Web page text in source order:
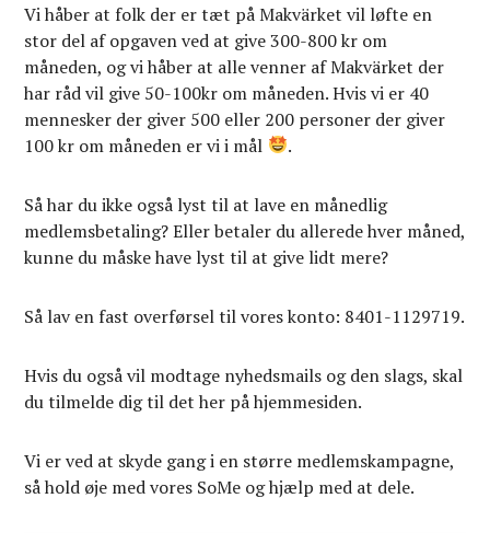
Vi håber at folk der er tæt på Makvärket vil løfte en
stor del af opgaven ved at give 300-800 kr om
måneden, og vi håber at alle venner af Makvärket der
har råd vil give 50-100kr om måneden. Hvis vi er 40
mennesker der giver 500 eller 200 personer der giver
100 kr om måneden er vi i mål
.
Så har du ikke også lyst til at lave en månedlig
medlemsbetaling? Eller betaler du allerede hver måned,
kunne du måske have lyst til at give lidt mere?
Så lav en fast overførsel til vores konto: 8401-1129719.
Hvis du også vil modtage nyhedsmails og den slags, skal
du tilmelde dig til det her på hjemmesiden.
Vi er ved at skyde gang i en større medlemskampagne,
så hold øje med vores SoMe og hjælp med at dele.